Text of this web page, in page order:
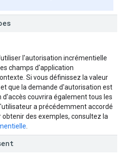
l'autorisation incrémentielle
champs d'application
Si vous définissez la valeur
et que la demande d'autorisation est
d'accès couvrira également tous les
a précédemment accordé
obtenir des exemples, consultez la